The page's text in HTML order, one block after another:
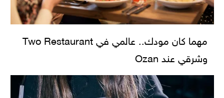
مهما كان مودك.. عالمي في Two Restaurant
وشرقي عند Ozan